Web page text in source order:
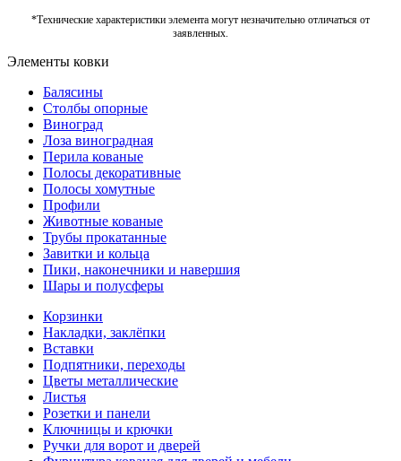
*Технические характеристики элемента могут незначительно отличаться от
заявленных.
Элементы ковки
Балясины
Столбы опорные
Виноград
Лоза виноградная
Перила кованые
Полосы декоративные
Полосы хомутные
Профили
Животные кованые
Трубы прокатанные
Завитки и кольца
Пики, наконечники и навершия
Шары и полусферы
Корзинки
Накладки, заклёпки
Вставки
Подпятники, переходы
Цветы металлические
Листья
Розетки и панели
Ключницы и крючки
Ручки для ворот и дверей